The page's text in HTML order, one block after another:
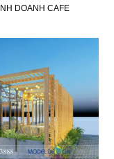
DOANH CAFE